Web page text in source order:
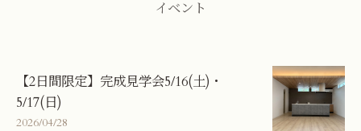
イベント
【2日間限定】完成見学会5/16(土)・
5/17(日)
2026/04/28